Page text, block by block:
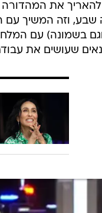
להאריך את
וזה המשיך עם
בשמונה) עם
שעושים את